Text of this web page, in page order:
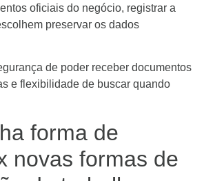
oficiais do negócio, registrar a
preservar os dados
de poder receber documentos
e flexibilidade de buscar quando
forma de
novas formas de